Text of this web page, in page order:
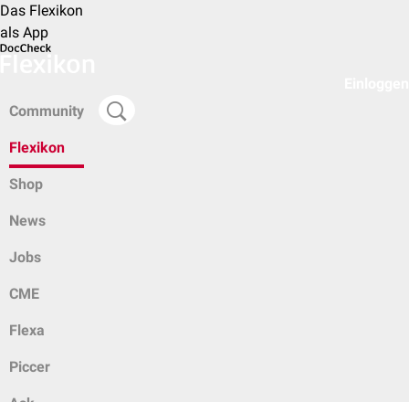
Das Flexikon
als App
Community
Flexikon
Shop
News
Jobs
CME
Flexa
Piccer